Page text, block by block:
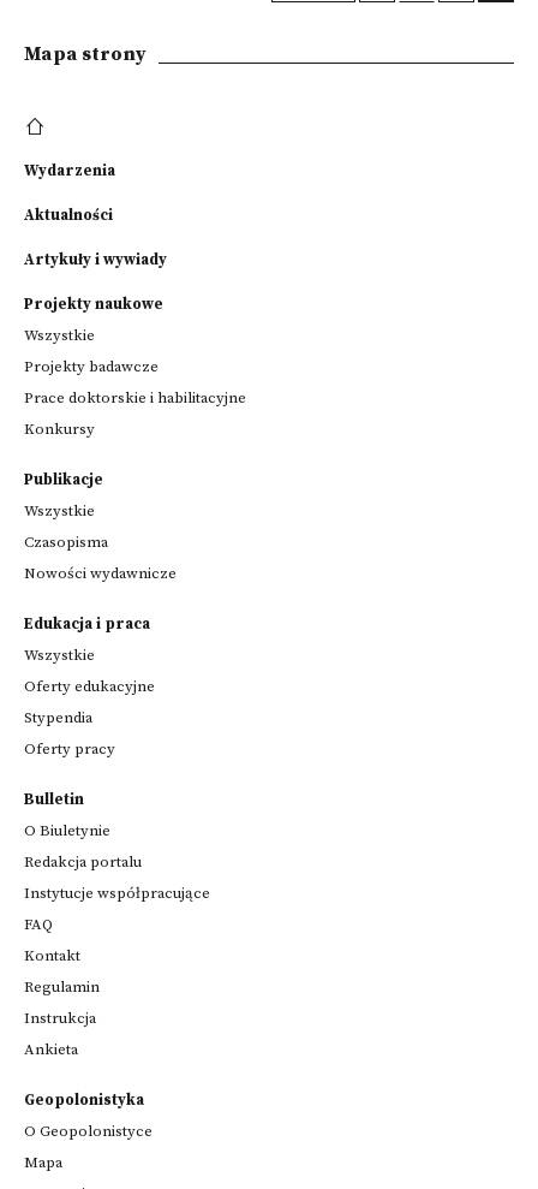
Mapa strony
Wydarzenia
Aktualności
Artykuły i wywiady
Projekty naukowe
Wszystkie
Projekty badawcze
Prace doktorskie i habilitacyjne
Konkursy
Publikacje
Wszystkie
Czasopisma
Nowości wydawnicze
Edukacja i praca
Wszystkie
Oferty edukacyjne
Stypendia
Oferty pracy
Bulletin
O Biuletynie
Redakcja portalu
Instytucje współpracujące
FAQ
Kontakt
Regulamin
Instrukcja
Ankieta
Geopolonistyka
O Geopolonistyce
Mapa